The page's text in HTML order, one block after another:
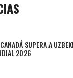
SUPERA A
2026